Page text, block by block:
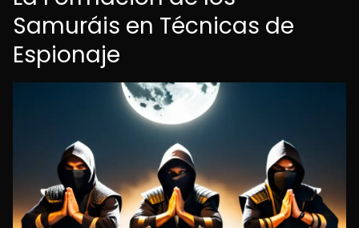
Samuráis en Técnicas de
Espionaje